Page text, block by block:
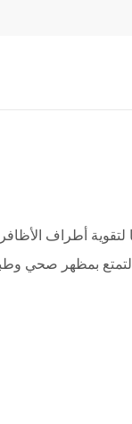
لتقوية أطراف
بمظهر صحي